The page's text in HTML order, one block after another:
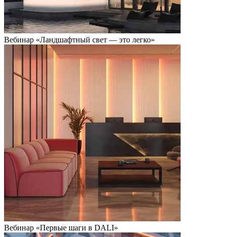
Вебинар «Ландшафтный свет — это легко»
Вебинар «Первые шаги в DALI»